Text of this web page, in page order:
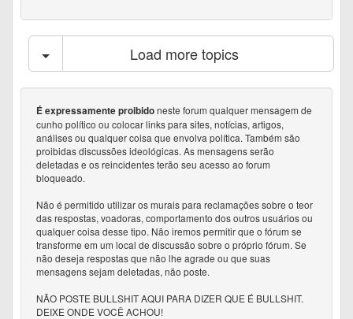
Load more topics
É expressamente proibidoneste forum qualquer mensagem de
cunho político ou colocar links para sites, notícias, artigos,
análises ou qualquer coisa que envolva política. Também são
proibidas discussões ideológicas. As mensagens serão
deletadas e os reincidentes terão seu acesso ao forum
bloqueado.
Não é permitido utilizar os murais para reclamações sobre o teor
das respostas, voadoras, comportamento dos outros usuários ou
qualquer coisa desse tipo. Não iremos permitir que o fórum se
transforme em um local de discussão sobre o próprio fórum. Se
não deseja respostas que não lhe agrade ou que suas
mensagens sejam deletadas, não poste.
NÃO POSTE BULLSHIT AQUI PARA DIZER QUE É BULLSHIT.
DEIXE ONDE VOCÊ ACHOU!